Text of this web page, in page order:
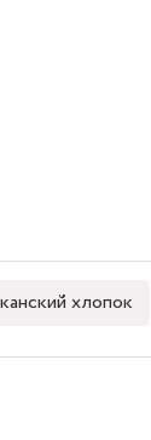
хлопок